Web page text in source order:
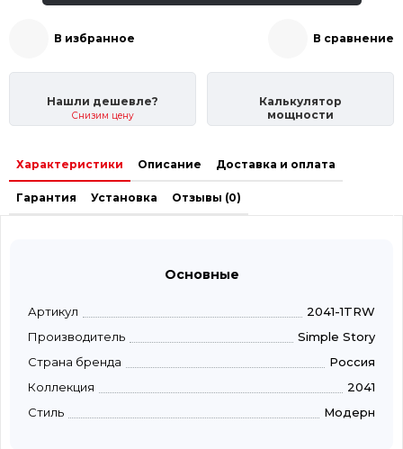
В избранное В сравнение
Нашли дешевле?
Снизим цену
Калькулятор
мощности
Характеристики Описание Доставка и оплата
Гарантия Установка Отзывы (0)
Основные
Артикул
2041-1TRW
Производитель
Simple Story
Страна бренда
Россия
Коллекция
2041
Стиль
Модерн